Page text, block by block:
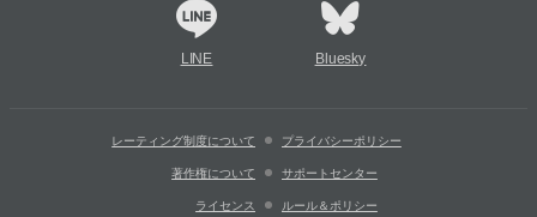
LINE Bluesky
レーティング制度について プライバシーポリシー
著作権について サポートセンター
ライセンス ルール＆ポリシー